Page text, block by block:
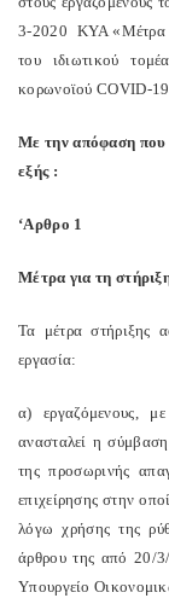
3-2020 ΚΥΑ «Μέτρα
του ιδιωτικού
κορωνοϊού COVID-
Με την απόφαση που
εξής :
‘Aρθρο 1
Μέτρα για τη
Τα μέτρα στήριξης
εργασία:
α) εργαζόμενους,
ανασταλεί η σύμβαση
της προσωρινής
επιχείρησης στην
λόγω χρήσης της
άρθρου της από 20/
Υπουργείο